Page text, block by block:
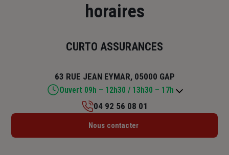
horaires
CURTO ASSURANCES
63 RUE JEAN EYMAR, 05000 GAP
Ouvert 09h – 12h30 / 13h30 – 17h
Lundi : 09h – 12h30 / 13h30 – 18h
04 92 56 08 01
Nous contacter